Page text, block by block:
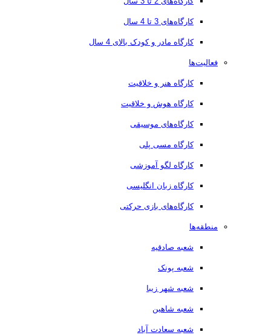
کارگاه‌های 3 تا 4 سال
کارگاه مادر و کودک بالای 4 سال
فعالیت‌ها
کارگاه هنر و خلاقیت
کارگاه هوش و خلاقیت
کارگاه‌های موسیقی
کارگاه مسی پلی
کارگاه لگو آموزشی
کارگاه زبان انگلیسی
کارگاه‌های بازی حرکتی
منطقه‌ها
شعبه صادقیه
شعبه پونک
شعبه شهر زیبا
شعبه شاهین
شعبه سعادت آباد